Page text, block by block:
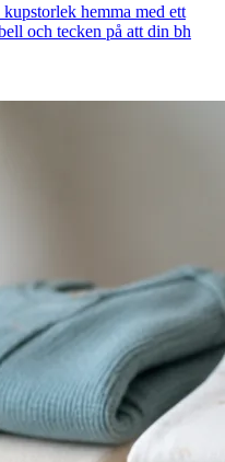
hemma med ett
och tecken på att din bh